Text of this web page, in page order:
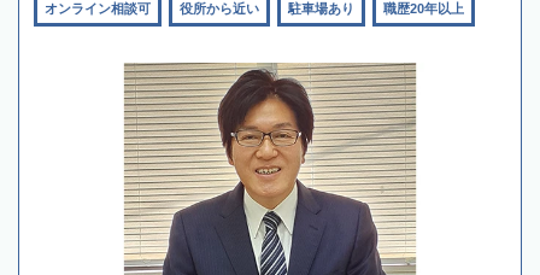
オンライン相談可 役所から近い 駐車場あり 職歴20年以上